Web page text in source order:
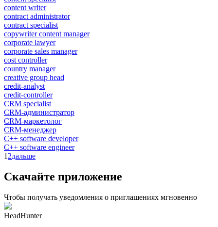
content writer
contract administrator
contract specialist
copywriter content manager
corporate lawyer
corporate sales manager
cost controller
country manager
creative group head
credit-analyst
credit-controller
CRM specialist
CRM-администратор
CRM-маркетолог
CRM-менеджер
C++ software developer
C++ software engineer
1 2дальше
Скачайте приложение
Чтобы получать уведомления о приглашениях мгновенно
HeadHunter